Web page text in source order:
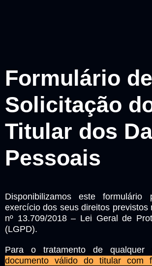
Formulário de
Solicitação
Titular dos
Pessoais
Disponibilizamos este
exercício dos seus direitos previstos
nº 13.709/2018 – Lei Geral de
(LGPD).
Para o tratamento de qualquer
documento válido do titular com